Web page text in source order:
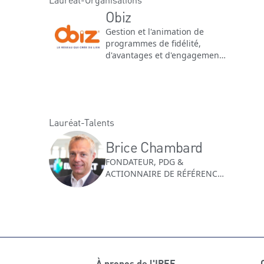
Obiz
Gestion et l'animation de
programmes de fidélité,
d'avantages et d'engagement
Lauréat-Talents
Brice Chambard
FONDATEUR, PDG &
ACTIONNAIRE DE RÉFÉRENCE